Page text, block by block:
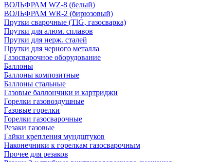
ВОЛЬФРАМ WZ-8 (белый)
ВОЛЬФРАМ WR-2 (бирюзовый)
Прутки сварочные (TIG, газосварка)
Прутки для алюм. сплавов
Прутки для нерж. сталей
Прутки для черного металла
Газосварочное оборудование
Баллоны
Баллоны композитные
Баллоны стальные
Газовые баллончики и картриджи
Горелки газовоздушные
Газовые горелки
Горелки газосварочные
Резаки газовые
Гайки крепления мундштуков
Наконечники к горелкам газосварочным
Прочее для резаков